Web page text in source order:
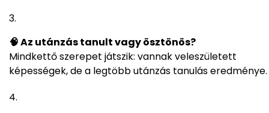
🧠 Az utánzás tanult vagy ösztönös?
Mindkettő szerepet játszik: vannak veleszületett
képességek, de a legtöbb utánzás tanulás eredménye.